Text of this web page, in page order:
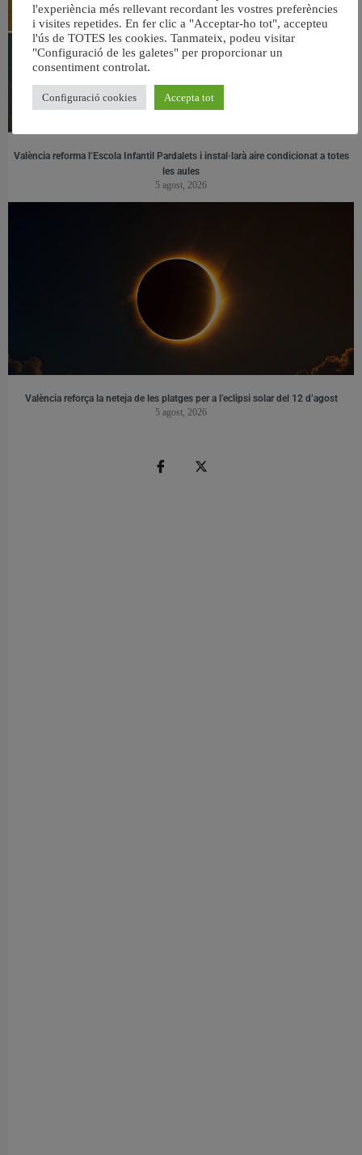
València reforma l’Escola Infantil Pardalets i instal·larà aire condicionat a totes
les aules
5 agost, 2026
València reforça la neteja de les platges per a l’eclipsi solar del 12 d’agost
5 agost, 2026
l'experiència més rellevant recordant les vostres preferències
i visites repetides. En fer clic a "Acceptar-ho tot", accepteu
l'ús de TOTES les cookies. Tanmateix, podeu visitar
"Configuració de les galetes" per proporcionar un
consentiment controlat.
Configuració cookies Accepta tot